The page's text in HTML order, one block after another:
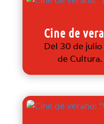
Cine de
Del 30 de julio
de